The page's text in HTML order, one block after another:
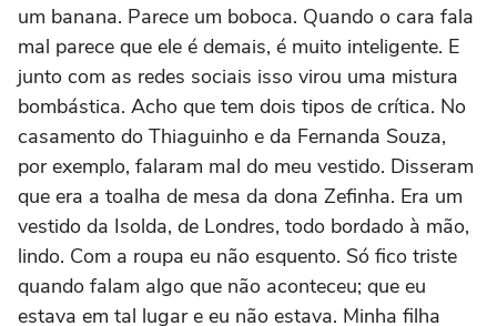
um banana. Parece um boboca. Quando o cara fala
mal parece que ele é demais, é muito inteligente. E
junto com as redes sociais isso virou uma mistura
bombástica. Acho que tem dois tipos de crítica. No
casamento do Thiaguinho e da Fernanda Souza,
por exemplo, falaram mal do meu vestido. Disseram
que era a toalha de mesa da dona Zefinha. Era um
vestido da Isolda, de Londres, todo bordado à mão,
lindo. Com a roupa eu não esquento. Só fico triste
quando falam algo que não aconteceu; que eu
estava em tal lugar e eu não estava. Minha filha